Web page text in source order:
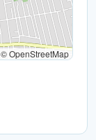
© OpenStreetMap